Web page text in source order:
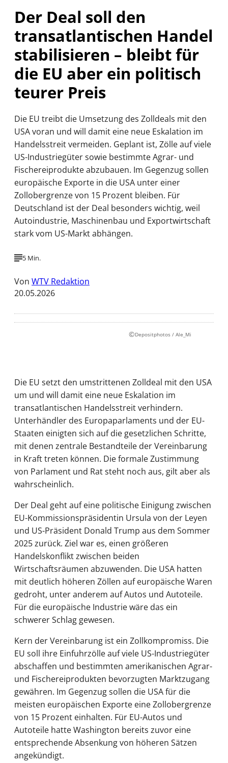
Der Deal soll den
transatlantischen Handel
stabilisieren – bleibt für
die EU aber ein politisch
teurer Preis
Die EU treibt die Umsetzung des Zolldeals mit den
USA voran und will damit eine neue Eskalation im
Handelsstreit vermeiden. Geplant ist, Zölle auf viele
US-Industriegüter sowie bestimmte Agrar- und
Fischereiprodukte abzubauen. Im Gegenzug sollen
europäische Exporte in die USA unter einer
Zollobergrenze von 15 Prozent bleiben. Für
Deutschland ist der Deal besonders wichtig, weil
Autoindustrie, Maschinenbau und Exportwirtschaft
stark vom US-Markt abhängen.
5 Min.
Von WTV Redaktion
20.05.2026
©Depositphotos / Ale_Mi
Die EU setzt den umstrittenen Zolldeal mit den USA
um und will damit eine neue Eskalation im
transatlantischen Handelsstreit verhindern.
Unterhändler des Europaparlaments und der EU-
Staaten einigten sich auf die gesetzlichen Schritte,
mit denen zentrale Bestandteile der Vereinbarung
in Kraft treten können. Die formale Zustimmung
von Parlament und Rat steht noch aus, gilt aber als
wahrscheinlich.
Der Deal geht auf eine politische Einigung zwischen
EU-Kommissionspräsidentin Ursula von der Leyen
und US-Präsident Donald Trump aus dem Sommer
2025 zurück. Ziel war es, einen größeren
Handelskonflikt zwischen beiden
Wirtschaftsräumen abzuwenden. Die USA hatten
mit deutlich höheren Zöllen auf europäische Waren
gedroht, unter anderem auf Autos und Autoteile.
Für die europäische Industrie wäre das ein
schwerer Schlag gewesen.
Kern der Vereinbarung ist ein Zollkompromiss. Die
EU soll ihre Einfuhrzölle auf viele US-Industriegüter
abschaffen und bestimmten amerikanischen Agrar-
und Fischereiprodukten bevorzugten Marktzugang
gewähren. Im Gegenzug sollen die USA für die
meisten europäischen Exporte eine Zollobergrenze
von 15 Prozent einhalten. Für EU-Autos und
Autoteile hatte Washington bereits zuvor eine
entsprechende Absenkung von höheren Sätzen
angekündigt.